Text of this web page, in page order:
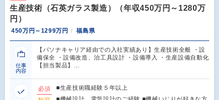
生産技術（石英ガラス製造）（年収450万円～1280万
円）
450万円～1299万円 福島県
仕事
内容
【パソナキャリア経由での入社実績あり】生産技術全般 ・設
備保全 ・設備改造、治工具設計 ・設備導入 ・生産設備自動化
【担当製品】…
必須
■生産技術職経験５年以上